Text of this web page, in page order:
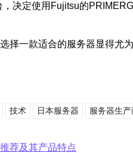
决定使用Fujitsu的
择一款适合的服务器显得尤
技术 日本服务器 服务器生产
荐及其产品特点